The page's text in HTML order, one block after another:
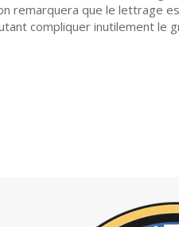
remarquera que le
compliquer inutilement le